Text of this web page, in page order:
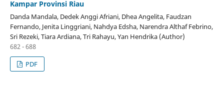
Kampar Provinsi Riau
Danda Mandala, Dedek Anggi Afriani, Dhea Angelita, Faudzan
Fernando, Jenita Linggriani, Nahdya Edsha, Narendra Althaf Febrino,
Sri Rezeki, Tiara Ardiana, Tri Rahayu, Yan Hendrika (Author)
682 - 688
PDF